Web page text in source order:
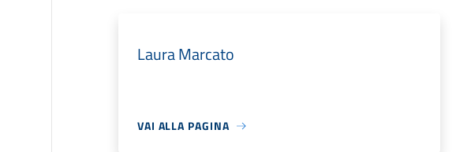
Laura Marcato
VAI ALLA PAGINA